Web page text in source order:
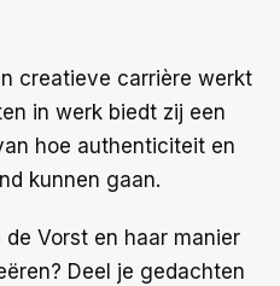
creatieve carrière werkt
in werk biedt zij een
hoe authenticiteit en
kunnen gaan.
Vorst en haar manier
Deel je gedachten